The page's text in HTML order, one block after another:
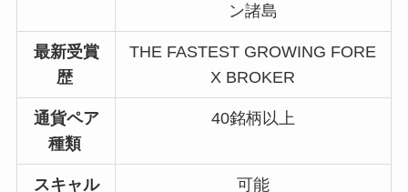
ン諸島
最新受賞
歴
THE FASTEST GROWING FORE
X BROKER
通貨ペア
種類
40銘柄以上
スキャル 可能